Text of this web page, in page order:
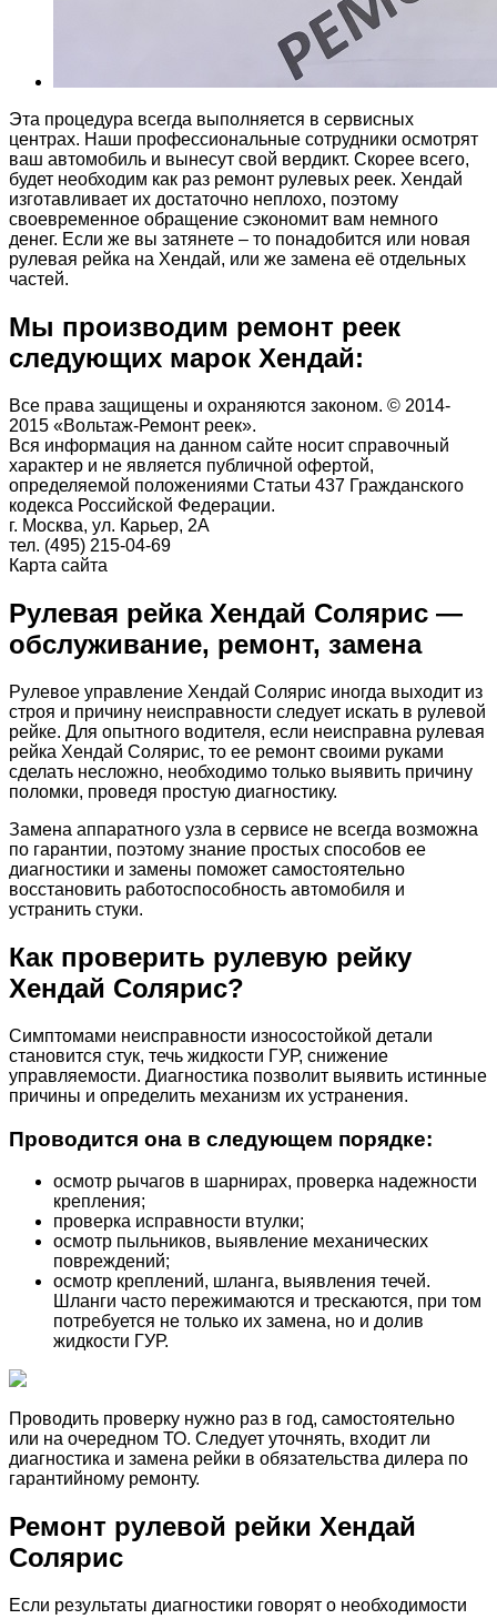
Эта процедура всегда выполняется в сервисных
центрах. Наши профессиональные сотрудники осмотрят
ваш автомобиль и вынесут свой вердикт. Скорее всего,
будет необходим как раз ремонт рулевых реек. Хендай
изготавливает их достаточно неплохо, поэтому
своевременное обращение сэкономит вам немного
денег. Если же вы затянете – то понадобится или новая
рулевая рейка на Хендай, или же замена её отдельных
частей.
Мы производим ремонт реек
следующих марок Хендай:
Все права защищены и охраняются законом. © 2014-
2015 «Вольтаж-Ремонт реек».
Вся информация на данном сайте носит справочный
характер и не является публичной офертой,
определяемой положениями Статьи 437 Гражданского
кодекса Российской Федерации.
г. Москва, ул. Карьер, 2А
тел. (495) 215-04-69
Карта сайта
Рулевая рейка Хендай Солярис —
обслуживание, ремонт, замена
Рулевое управление Хендай Солярис иногда выходит из
строя и причину неисправности следует искать в рулевой
рейке. Для опытного водителя, если неисправна рулевая
рейка Хендай Солярис, то ее ремонт своими руками
сделать несложно, необходимо только выявить причину
поломки, проведя простую диагностику.
Замена аппаратного узла в сервисе не всегда возможна
по гарантии, поэтому знание простых способов ее
диагностики и замены поможет самостоятельно
восстановить работоспособность автомобиля и
устранить стуки.
Как проверить рулевую рейку
Хендай Солярис?
Симптомами неисправности износостойкой детали
становится стук, течь жидкости ГУР, снижение
управляемости. Диагностика позволит выявить истинные
причины и определить механизм их устранения.
Проводится она в следующем порядке:
осмотр рычагов в шарнирах, проверка надежности
крепления;
проверка исправности втулки;
осмотр пыльников, выявление механических
повреждений;
осмотр креплений, шланга, выявления течей.
Шланги часто пережимаются и трескаются, при том
потребуется не только их замена, но и долив
жидкости ГУР.
Проводить проверку нужно раз в год, самостоятельно
или на очередном ТО. Следует уточнять, входит ли
диагностика и замена рейки в обязательства дилера по
гарантийному ремонту.
Ремонт рулевой рейки Хендай
Солярис
Если результаты диагностики говорят о необходимости